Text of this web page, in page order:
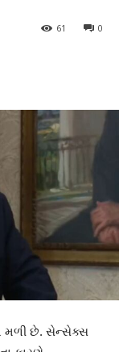
0
61
મળી છે. સેન્સેક્સ